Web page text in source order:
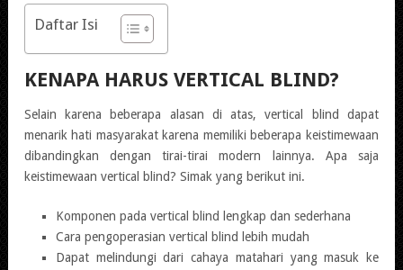
Daftar Isi
KENAPA HARUS VERTICAL BLIND?
Selain karena beberapa alasan di atas, vertical blind dapat
menarik hati masyarakat karena memiliki beberapa keistimewaan
dibandingkan dengan tirai-tirai modern lainnya. Apa saja
keistimewaan vertical blind? Simak yang berikut ini.
Komponen pada vertical blind lengkap dan sederhana
Cara pengoperasian vertical blind lebih mudah
Dapat melindungi dari cahaya matahari yang masuk ke